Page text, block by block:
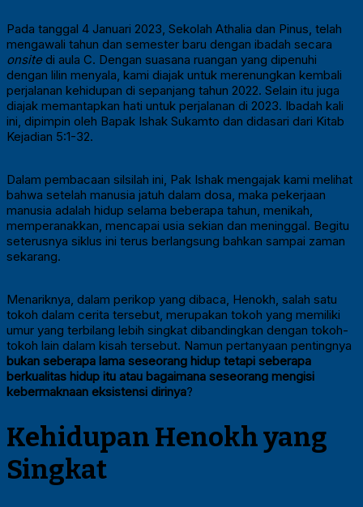
Pada tanggal 4 Januari 2023, Sekolah Athalia dan Pinus, telah
mengawali tahun dan semester baru dengan ibadah secara
onsitedi aula C. Dengan suasana ruangan yang dipenuhi
dengan lilin menyala, kami diajak untuk merenungkan kembali
perjalanan kehidupan di sepanjang tahun 2022. Selain itu juga
diajak memantapkan hati untuk perjalanan di 2023. Ibadah kali
ini, dipimpin oleh Bapak Ishak Sukamto dan didasari dari Kitab
Kejadian 5:1-32.
Dalam pembacaan silsilah ini, Pak Ishak mengajak kami melihat
bahwa setelah manusia jatuh dalam dosa, maka pekerjaan
manusia adalah hidup selama beberapa tahun, menikah,
memperanakkan, mencapai usia sekian dan meninggal. Begitu
seterusnya siklus ini terus berlangsung bahkan sampai zaman
sekarang.
Menariknya, dalam perikop yang dibaca, Henokh, salah satu
tokoh dalam cerita tersebut, merupakan tokoh yang memiliki
umur yang terbilang lebih singkat dibandingkan dengan tokoh-
tokoh lain dalam kisah tersebut. Namun pertanyaan pentingnya
bukan seberapa lama seseorang hidup tetapi seberapa
berkualitas hidup itu atau bagaimana seseorang mengisi
kebermaknaan eksistensi dirinya?
Kehidupan Henokh yang
Singkat